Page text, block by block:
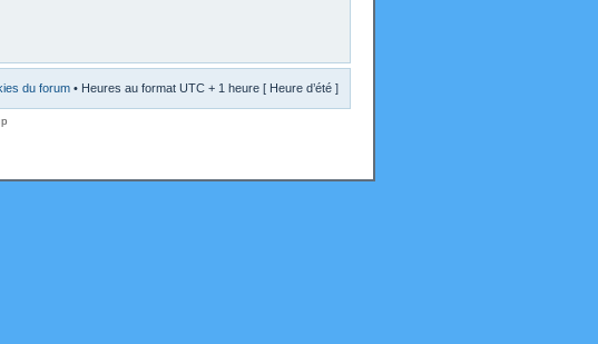
du forum • Heures au format UTC + 1 heure [ Heure d’été ]